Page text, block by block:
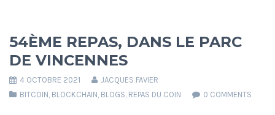
54ÈME REPAS, DANS LE PARC
DE VINCENNES
4 OCTOBRE 2021
JACQUES FAVIER
BITCOIN, BLOCKCHAIN, BLOGS, REPAS DU COIN 0 COMMENTS